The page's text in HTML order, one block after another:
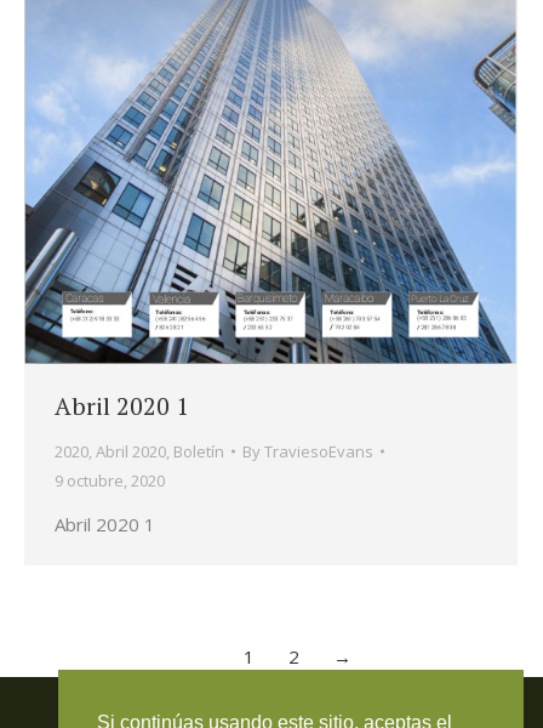
Abril 2020 1
2020, Abril 2020, Boletín ByTraviesoEvans
9 octubre, 2020
Abril 2020 1
1 2 →
Si continúas usando este sitio, aceptas el